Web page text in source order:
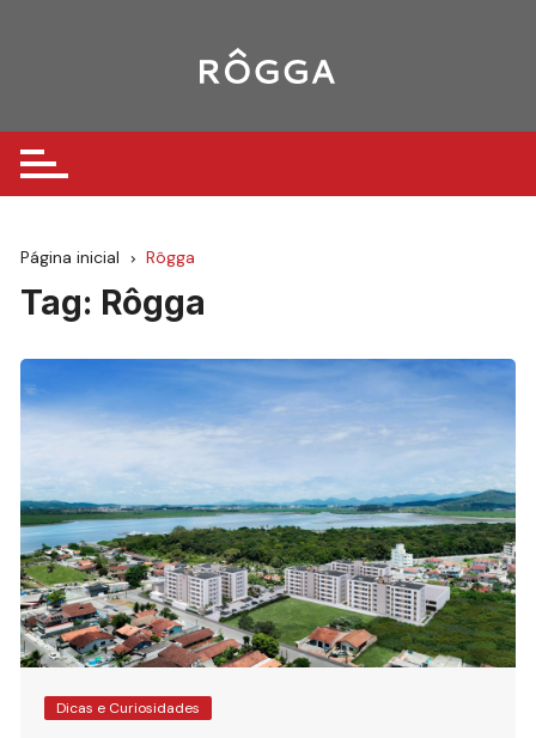
Página inicial Rôgga
Tag: Rôgga
Dicas e Curiosidades